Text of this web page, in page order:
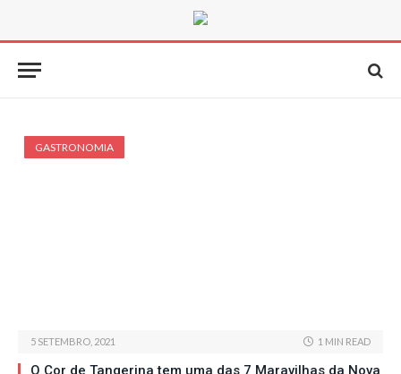
GASTRONOMIA
5 SETEMBRO, 2021 1 MIN READ
O Cor de Tangerina tem uma das 7 Maravilhas da Nova